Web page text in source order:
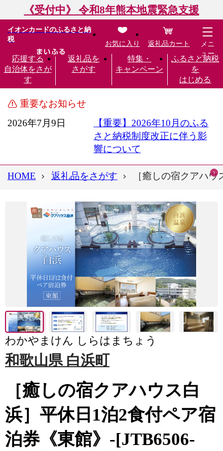
《受付中》 令和8年熊本地震緊急支援
イオンカードのふるさと納
税
応援する
自治体をさが
す
返礼品を
さがす
特集・
キャンペーン
ふるさと納税
を
はじめる
お気に入り 返礼品カート
メニ
ュー
重要なお知らせ
2026年7月9日
【重要】2026年10月のふる
さと納税制度改正に伴う影
響について
HOME 返礼品をさがす ［癒しの宿クアハ
わかやまけん しらはまちょう
和歌山県 白浜町
［癒しの宿クアハウス白
浜］平休日1泊2食付ペア宿
泊券《東館》-[JTB6506-